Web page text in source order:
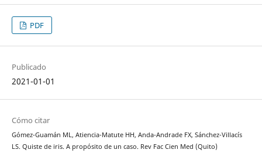
PDF
Publicado
2021-01-01
Cómo citar
Gómez-Guamán ML, Atiencia-Matute HH, Anda-Andrade FX, Sánchez-Villacís
LS. Quiste de iris. A propósito de un caso. Rev Fac Cien Med (Quito)